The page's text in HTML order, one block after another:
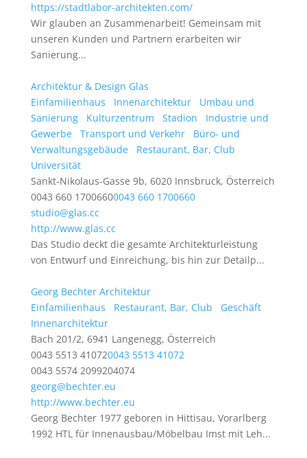
https://stadtlabor-architekten.com/
Wir glauben an Zusammenarbeit! Gemeinsam mit
unseren Kunden und Partnern erarbeiten wir
Sanierung...
Architektur & Design Glas
Einfamilienhaus
Innenarchitektur
Umbau und
Sanierung
Kulturzentrum Stadion
Industrie und
Gewerbe
Transport und Verkehr
Büro- und
Verwaltungsgebäude
Restaurant, Bar, Club
Universität
Sankt-Nikolaus-Gasse 9b, 6020 Innsbruck, Österreich
0043 660 17006600043 660 1700660
studio@glas.cc
http://www.glas.cc
Das Studio deckt die gesamte Architekturleistung
von Entwurf und Einreichung, bis hin zur Detailp...
Georg Bechter Architektur
Einfamilienhaus
Restaurant, Bar, Club
Geschäft
Innenarchitektur
Bach 201/2, 6941 Langenegg, Österreich
0043 5513 410720043 5513 41072
0043 5574 2099204074
georg@bechter.eu
http://www.bechter.eu
Georg Bechter 1977 geboren in Hittisau, Vorarlberg
1992 HTL für Innenausbau/Möbelbau Imst mit Leh...